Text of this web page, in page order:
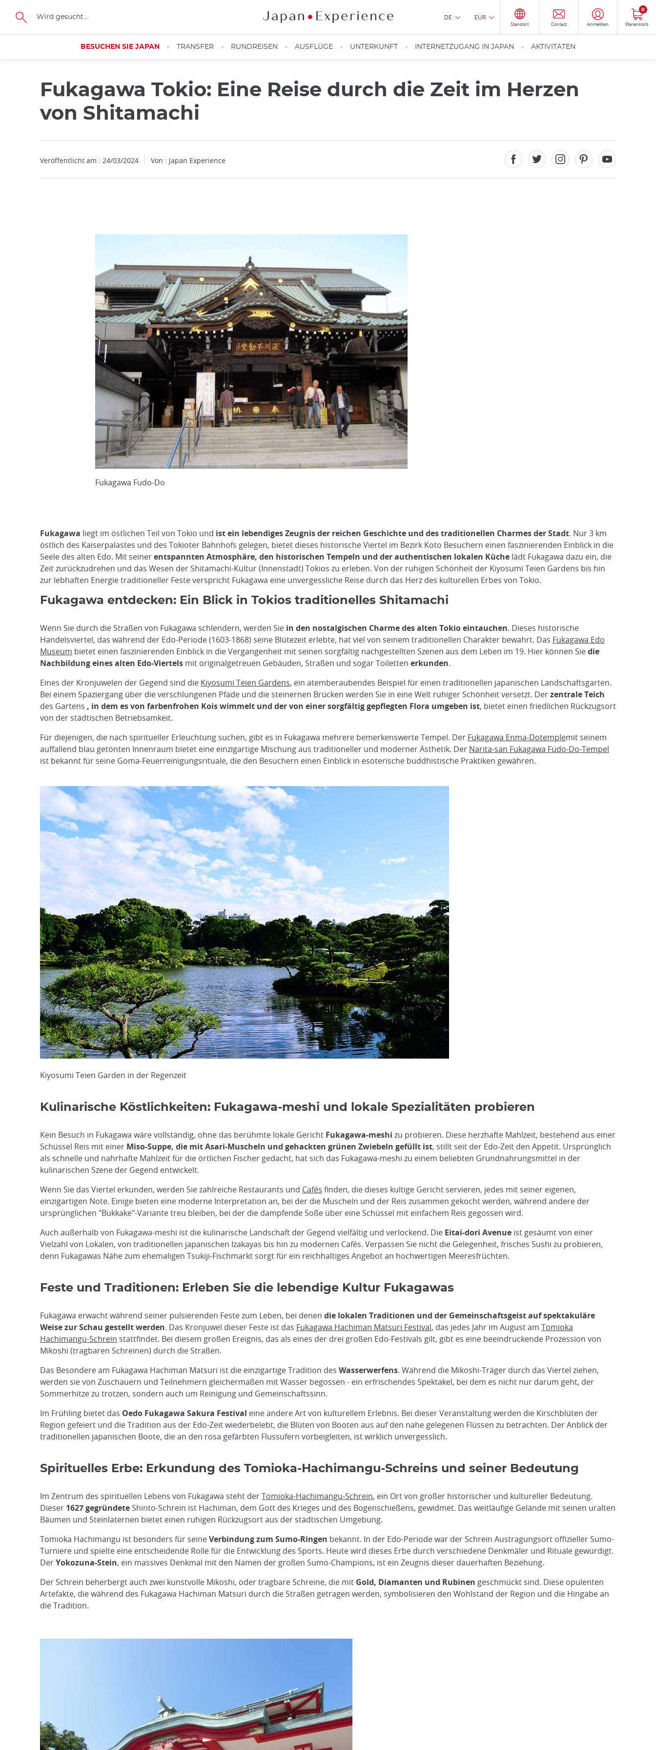
Größe
DE EUR
Standort Contact Anmelden Warenkorb
0
BESUCHEN SIE JAPAN TRANSFER RUNDREISEN AUSFLÜGE UNTERKUNFT INTERNETZUGANG IN JAPAN AKTIVITÄTEN
Fukagawa Tokio: Eine Reise durch die Zeit im Herzen
von Shitamachi
Veröffentlicht am : 24/03/2024 Von : Japan Experience
Fukagawa Fudo-Do
Fukagawa liegt im östlichen Teil von Tokio und ist ein lebendiges Zeugnis der reichen Geschichte und des traditionellen Charmes der Stadt. Nur 3 km
östlich des Kaiserpalastes und des Tokioter Bahnhofs gelegen, bietet dieses historische Viertel im Bezirk Koto Besuchern einen faszinierenden Einblick in die
Seele des alten Edo. Mit seinerentspannten Atmosphäre, den historischen Tempeln und der authentischen lokalen Küche lädt Fukagawa dazu ein, die
Zeit zurückzudrehen und das Wesen der Shitamachi-Kultur (Innenstadt) Tokios zu erleben. Von der ruhigen Schönheit der Kiyosumi Teien Gardens bis hin
zur lebhaften Energie traditioneller Feste verspricht Fukagawa eine unvergessliche Reise durch das Herz des kulturellen Erbes von Tokio.
Fukagawa entdecken: Ein Blick in Tokios traditionelles Shitamachi
Wenn Sie durch die Straßen von Fukagawa schlendern, werden Sie in den nostalgischen Charme des alten Tokio eintauchen. Dieses historische
Handelsviertel, das während der Edo-Periode (1603-1868) seine Blütezeit erlebte, hat viel von seinem traditionellen Charakter bewahrt. Das Fukagawa Edo
Museum bietet einen faszinierenden Einblick in die Vergangenheit mit seinen sorgfältig nachgestellten Szenen aus dem Leben im 19. Hier können Siedie
Nachbildung eines alten Edo-Viertels mit originalgetreuen Gebäuden, Straßen und sogar Toiletten erkunden.
Eines der Kronjuwelen der Gegend sind die Kiyosumi Teien Gardens, ein atemberaubendes Beispiel für einen traditionellen japanischen Landschaftsgarten.
Bei einem Spaziergang über die verschlungenen Pfade und die steinernen Brücken werden Sie in eine Welt ruhiger Schönheit versetzt. Derzentrale Teich
des Gartens , in dem es von farbenfrohen Kois wimmelt und der von einer sorgfältig gepflegten Flora umgeben ist, bietet einen friedlichen Rückzugsort
von der städtischen Betriebsamkeit.
Für diejenigen, die nach spiritueller Erleuchtung suchen, gibt es in Fukagawa mehrere bemerkenswerte Tempel. Der Fukagawa Enma-Dotemplemit seinem
auffallend blau getönten Innenraum bietet eine einzigartige Mischung aus traditioneller und moderner Ästhetik. Der Narita-san Fukagawa Fudo-Do-Tempel
ist bekannt für seine Goma-Feuerreinigungsrituale, die den Besuchern einen Einblick in esoterische buddhistische Praktiken gewähren.
Kiyosumi Teien Garden in der Regenzeit
Kulinarische Köstlichkeiten: Fukagawa-meshi und lokale Spezialitäten probieren
Kein Besuch in Fukagawa wäre vollständig, ohne das berühmte lokale Gericht Fukagawa-meshi zu probieren. Diese herzhafte Mahlzeit, bestehend aus einer
Schüssel Reis mit einer Miso-Suppe, die mit Asari-Muscheln und gehackten grünen Zwiebeln gefüllt ist, stillt seit der Edo-Zeit den Appetit. Ursprünglich
als schnelle und nahrhafte Mahlzeit für die örtlichen Fischer gedacht, hat sich das Fukagawa-meshi zu einem beliebten Grundnahrungsmittel in der
kulinarischen Szene der Gegend entwickelt.
Wenn Sie das Viertel erkunden, werden Sie zahlreiche Restaurants und Cafés finden, die dieses kultige Gericht servieren, jedes mit seiner eigenen,
einzigartigen Note. Einige bieten eine moderne Interpretation an, bei der die Muscheln und der Reis zusammen gekocht werden, während andere der
ursprünglichen "Bukkake"-Variante treu bleiben, bei der die dampfende Soße über eine Schüssel mit einfachem Reis gegossen wird.
Auch außerhalb von Fukagawa-meshi ist die kulinarische Landschaft der Gegend vielfältig und verlockend. Die Eitai-dori Avenue ist gesäumt von einer
Vielzahl von Lokalen, von traditionellen japanischen Izakayas bis hin zu modernen Cafés. Verpassen Sie nicht die Gelegenheit, frisches Sushi zu probieren,
denn Fukagawas Nähe zum ehemaligen Tsukiji-Fischmarkt sorgt für ein reichhaltiges Angebot an hochwertigen Meeresfrüchten.
Feste und Traditionen: Erleben Sie die lebendige Kultur Fukagawas
Fukagawa erwacht während seiner pulsierenden Feste zum Leben, bei denen die lokalen Traditionen und der Gemeinschaftsgeist auf spektakuläre
Weise zur Schau gestellt werden. Das Kronjuwel dieser Feste ist das Fukagawa Hachiman Matsuri Festival, das jedes Jahr im August am Tomioka
Hachimangu-Schrein stattfindet. Bei diesem großen Ereignis, das als eines der drei großen Edo-Festivals gilt, gibt es eine beeindruckende Prozession von
Mikoshi (tragbaren Schreinen) durch die Straßen.
Das Besondere am Fukagawa Hachiman Matsuri ist die einzigartige Tradition des Wasserwerfens. Während die Mikoshi-Träger durch das Viertel ziehen,
werden sie von Zuschauern und Teilnehmern gleichermaßen mit Wasser begossen - ein erfrischendes Spektakel, bei dem es nicht nur darum geht, der
Sommerhitze zu trotzen, sondern auch um Reinigung und Gemeinschaftssinn.
Im Frühling bietet das Oedo Fukagawa Sakura Festival eine andere Art von kulturellem Erlebnis. Bei dieser Veranstaltung werden die Kirschblüten der
Region gefeiert und die Tradition aus der Edo-Zeit wiederbelebt, die Blüten von Booten aus auf den nahe gelegenen Flüssen zu betrachten. Der Anblick der
traditionellen japanischen Boote, die an den rosa gefärbten Flussufern vorbeigleiten, ist wirklich unvergesslich.
Spirituelles Erbe: Erkundung des Tomioka-Hachimangu-Schreins und seiner Bedeutung
Im Zentrum des spirituellen Lebens von Fukagawa steht derTomioka-Hachimangu-Schrein, ein Ort von großer historischer und kultureller Bedeutung.
Dieser 1627 gegründete Shinto-Schrein ist Hachiman, dem Gott des Krieges und des Bogenschießens, gewidmet. Das weitläufige Gelände mit seinen uralten
Bäumen und Steinlaternen bietet einen ruhigen Rückzugsort aus der städtischen Umgebung.
Tomioka Hachimangu ist besonders für seineVerbindung zum Sumo-Ringen bekannt. In der Edo-Periode war der Schrein Austragungsort offizieller Sumo-
Turniere und spielte eine entscheidende Rolle für die Entwicklung des Sports. Heute wird dieses Erbe durch verschiedene Denkmäler und Rituale gewürdigt.
DerYokozuna-Stein, ein massives Denkmal mit den Namen der großen Sumo-Champions, ist ein Zeugnis dieser dauerhaften Beziehung.
Der Schrein beherbergt auch zwei kunstvolle Mikoshi, oder tragbare Schreine, die mit Gold, Diamanten und Rubinen geschmückt sind. Diese opulenten
Artefakte, die während des Fukagawa Hachiman Matsuri durch die Straßen getragen werden, symbolisieren den Wohlstand der Region und die Hingabe an
die Tradition.